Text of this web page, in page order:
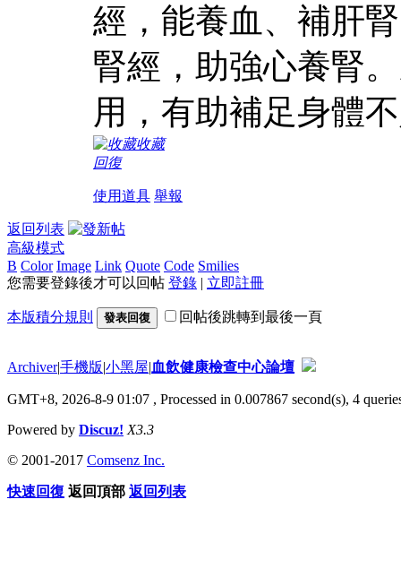
經，能養血、補肝
腎經，助強心養腎
用，有助補足身體
收藏
回復
使用道具 舉報
返回列表
高級模式
B Color Image Link Quote Code Smilies
您需要登錄後才可以回帖 登錄 | 立即註冊
本版積分規則 發表回復 回帖後跳轉到最後一頁
Archiver|手機版|小黑屋|血飲健康檢查中心論壇
GMT+8, 2026-8-9 01:07 , Processed in 0.007867 second(s), 4
Powered by Discuz! X3.3
© 2001-2017 Comsenz Inc.
快速回復 返回頂部 返回列表